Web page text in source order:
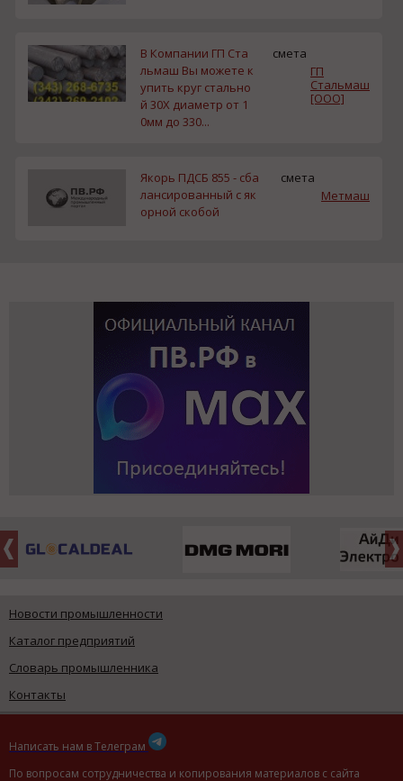
В Компании ГП Ста
льмаш Вы можете к
упить круг стально
й 30Х диаметр от 1
0мм до 330...
смета
ГП
Стальмаш
[ООО]
Якорь ПДСБ 855 - сба
лансированный с як
орной скобой
смета
Метмаш
Новости промышленности
Каталог предприятий
Словарь промышленника
Контакты
Написать нам в Телеграм
По вопросам сотрудничества и копирования материалов с сайта